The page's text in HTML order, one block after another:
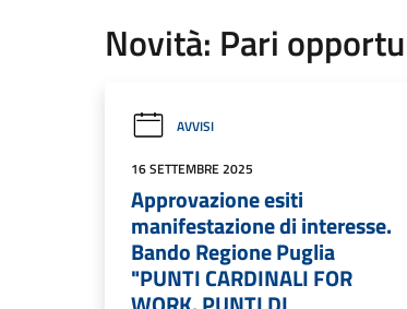
Novità: Pari
AVVISI
16 SETTEMBRE 2025
Approvazione esiti
manifestazione di interesse.
Bando Regione Puglia
"PUNTI CARDINALI FOR